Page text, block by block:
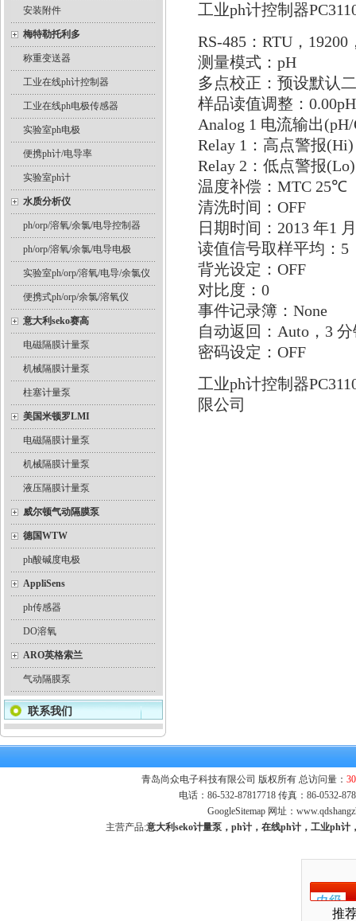
安装附件
梅特勒托利多
称重变送器
工业在线ph计控制器
工业在线ph电极传感器
实验室ph电极
便携ph计/电导率
实验室ph计
水质分析仪
ph/orp/溶氧/余氯/电导控制器
ph/orp/溶氧/余氯/电导电极
实验室ph/orp/溶氧/电导/余氯仪
便携式ph/orp/余氯/溶氧仪
意大利seko赛高
电磁隔膜计量泵
机械隔膜计量泵
柱塞计量泵
美国米顿罗LMI
电磁隔膜计量泵
机械隔膜计量泵
液压隔膜计量泵
威尔顿气动隔膜泵
德国WTW
ph酸碱度电极
AppliSens
ph传感器
DO溶氧
ARO英格索兰
气动隔膜泵
联系我们
工业ph计控制器
RS-485：RTU，
测量模式：pH
多点校正：预设默认
样品读值调整：0.00pH
Analog 1 电流输出
Relay 1：高点警报(Hi)
Relay 2：低点警报
温度补偿：MTC 25℃
清洗时间：OFF
日期时间：2013 年1
读值信号取样平均：5
背光设定：OFF
对比度：0
事件记录簿：None
自动返回：Auto，3 分
密码设定：OFF
工业ph计控制器
限公司
青岛尚众电子科技有限公司 版权所有 总访问量：
电话：86-532-87817718 传真：86-0532-
GoogleSitemap网址：
主营产品:意大利seko计量泵，ph计，在线ph计，工业ph
推